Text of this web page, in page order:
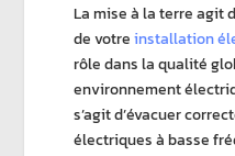
Lamise à la terreagit
de votreinstallation
rôle dans la qualité
environnement
s’agit d’évacuer
électriques à basse